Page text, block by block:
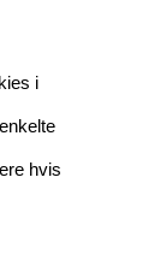
i
hvis